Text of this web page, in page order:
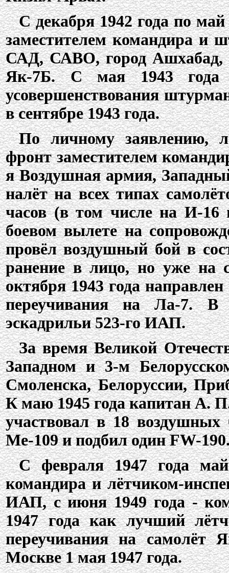
С декабря 1942 года по
заместителем командира и
САД, САВО, город Ашхабад,
Як-7Б. С мая 1943 года
усовершенствования
в сентябре 1943 года.
По личному заявлению,
фронт заместителем
я Воздушная армия,
налёт на всех типах
часов (в том числе на И-
боевом вылете на
провёл воздушный бой в
ранение в лицо, но уже на
октября 1943 года
переучивания на Ла-7. В
эскадрильи 523-го ИАП.
За время Великой
Западном и 3-м
Смоленска, Белоруссии,
К маю 1945 года капитан А.
участвовал в 18
Ме-109 и подбил один FW-
С февраля 1947 года
командира и лётчиком-
ИАП, с июня 1949 года -
1947 года как лучший
переучивания на самолёт
Москве 1 мая 1947 года.